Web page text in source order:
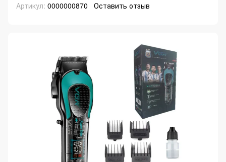
Артикул: 0000000870 Оставить отзыв